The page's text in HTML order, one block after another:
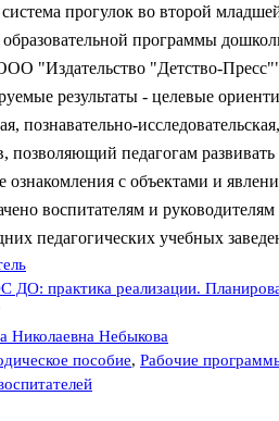
прогулок во второй
программы
"Издательство "Детство-
результаты - целевые
познавательно-
позволяющий педагогам
ознакомления с объектами и
воспитателям и
педагогических учебных
ДО: практика реализации.
Николаевна Небыкова
пособие, Рабочие